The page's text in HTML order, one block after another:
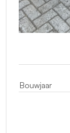
Bouwjaar